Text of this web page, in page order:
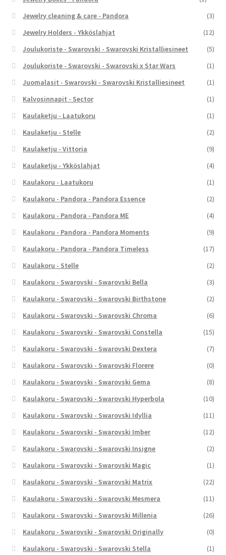
Jewelry cleaning & care - Pandora
(3)
Jewelry Holders - Ykköslahjat
(12)
Joulukoriste - Swarovski - Swarovski Kristalliesineet
(5)
Joulukoriste - Swarovski - Swarovski x Star Wars
(1)
Juomalasit - Swarovski - Swarovski Kristalliesineet
(1)
Kalvosinnapit - Sector
(1)
Kaulaketju - Laatukoru
(1)
Kaulaketju - Stelle
(2)
Kaulaketju - Vittoria
(9)
Kaulaketju - Ykköslahjat
(4)
Kaulakoru - Laatukoru
(1)
Kaulakoru - Pandora - Pandora Essence
(2)
Kaulakoru - Pandora - Pandora ME
(4)
Kaulakoru - Pandora - Pandora Moments
(9)
Kaulakoru - Pandora - Pandora Timeless
(17)
Kaulakoru - Stelle
(2)
Kaulakoru - Swarovski - Swarovski Bella
(3)
Kaulakoru - Swarovski - Swarovski Birthstone
(2)
Kaulakoru - Swarovski - Swarovski Chroma
(6)
Kaulakoru - Swarovski - Swarovski Constella
(15)
Kaulakoru - Swarovski - Swarovski Dextera
(7)
Kaulakoru - Swarovski - Swarovski Florere
(0)
Kaulakoru - Swarovski - Swarovski Gema
(8)
Kaulakoru - Swarovski - Swarovski Hyperbola
(10)
Kaulakoru - Swarovski - Swarovski Idyllia
(11)
Kaulakoru - Swarovski - Swarovski Imber
(12)
Kaulakoru - Swarovski - Swarovski Insigne
(2)
Kaulakoru - Swarovski - Swarovski Magic
(1)
Kaulakoru - Swarovski - Swarovski Matrix
(22)
Kaulakoru - Swarovski - Swarovski Mesmera
(11)
Kaulakoru - Swarovski - Swarovski Millenia
(26)
Kaulakoru - Swarovski - Swarovski Originally
(0)
Kaulakoru - Swarovski - Swarovski Stella
(1)